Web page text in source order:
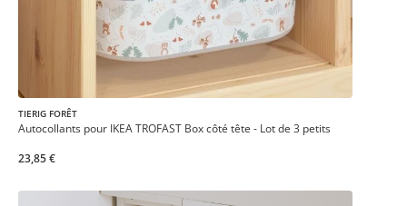
TIERIG FORÊT
Autocollants pour IKEA TROFAST Box côté tête - Lot de 3 petits
23,85 €